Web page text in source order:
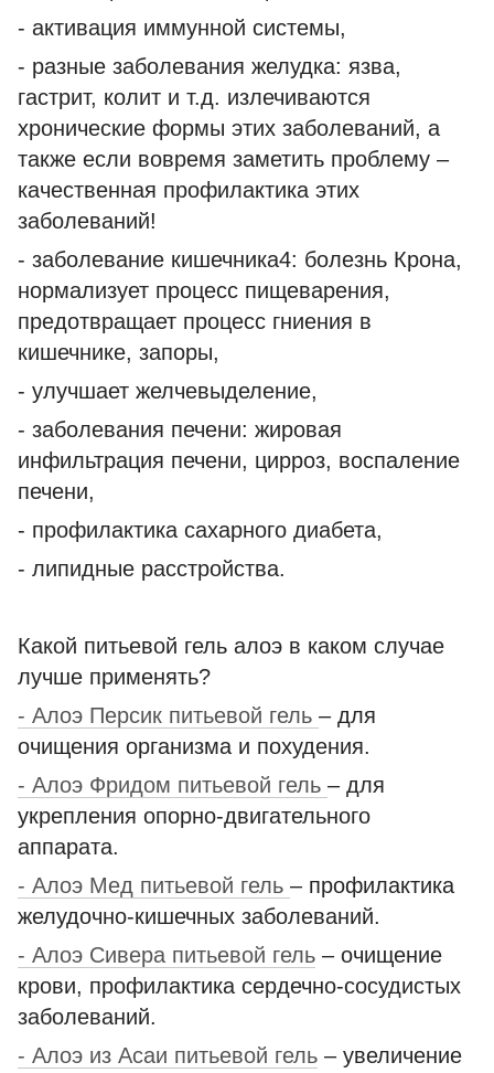
- активация иммунной системы,
- разные заболевания желудка: язва,
гастрит, колит и т.д. излечиваются
хронические формы этих заболеваний, а
также если вовремя заметить проблему –
качественная профилактика этих
заболеваний!
- заболевание кишечника4: болезнь Крона,
нормализует процесс пищеварения,
предотвращает процесс гниения в
кишечнике, запоры,
- улучшает желчевыделение,
- заболевания печени: жировая
инфильтрация печени, цирроз, воспаление
печени,
- профилактика сахарного диабета,
- липидные расстройства.
Какой питьевой гель алоэ в каком случае
лучше применять?
- Алоэ Персик питьевой гель – для
очищения организма и похудения.
- Алоэ Фридом питьевой гель – для
укрепления опорно-двигательного
аппарата.
- Алоэ Мед питьевой гель – профилактика
желудочно-кишечных заболеваний.
- Алоэ Сивера питьевой гель – очищение
крови, профилактика сердечно-сосудистых
заболеваний.
- Алоэ из Асаи питьевой гель – увеличение